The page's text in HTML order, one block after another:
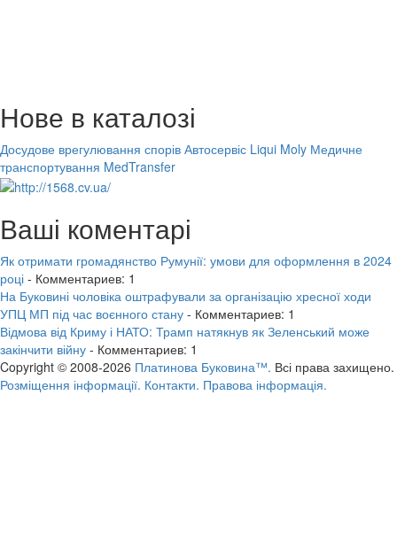
Нове в каталозі
Досудове врегулювання спорів Автосервіс Liqui Moly Медичне
транспортування MedTransfer
Ваші коментарі
Як отримати громадянство Румунії: умови для оформлення в 2024
році - Комментариев: 1
На Буковині чоловіка оштрафували за організацію хресної ходи
УПЦ МП під час воєнного стану - Комментариев: 1
Відмова від Криму і НАТО: Трамп натякнув як Зеленський може
закінчити війну - Комментариев: 1
Copyright © 2008-2026 Платинова Буковина™. Всі права захищено.
Розміщення інформації. Контакти. Правова інформація.